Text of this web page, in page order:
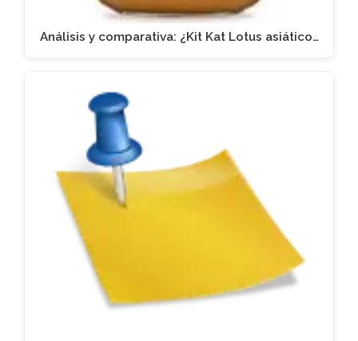
Análisis y comparativa: ¿Kit Kat Lotus asiático…